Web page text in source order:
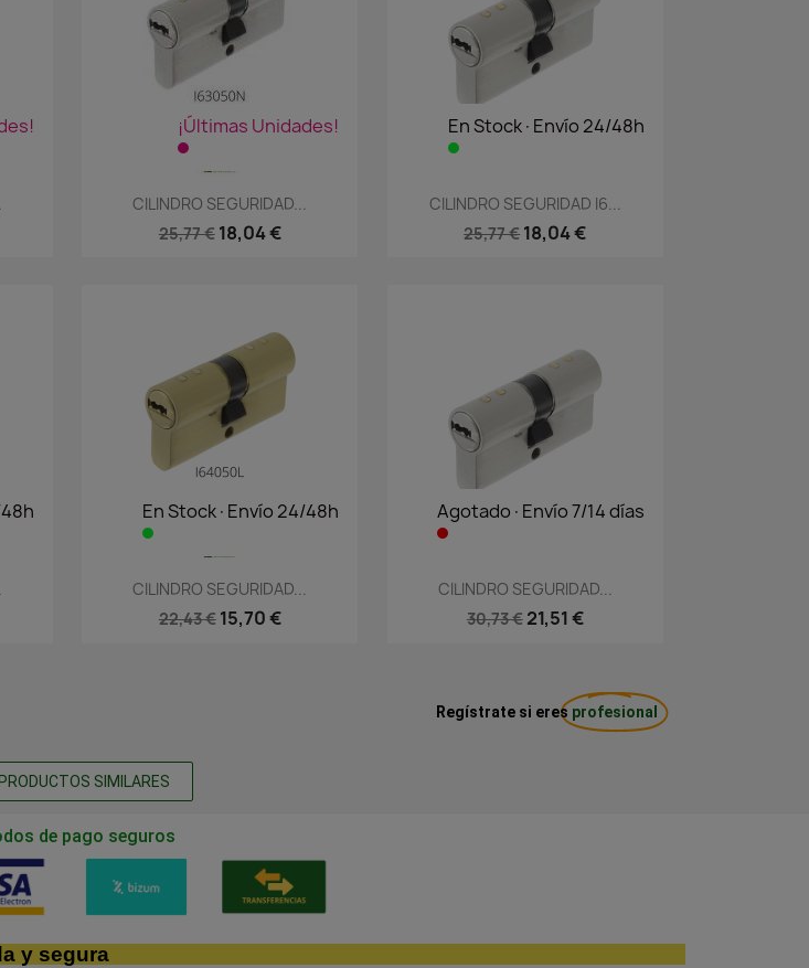
¡Últimas Unidades!
Vista rápida
CILINDRO SEGURIDAD...
25,77 € 18,04 €
En Stock·Envío 24/48h
Vista rápida
CILINDRO SEGURIDAD I6...
25,77 € 18,04 €
En Stock·Envío 24/48h
Vista rápida
CILINDRO SEGURIDAD...
22,43 € 15,70 €
Agotado·Envío 7/14 días
Vista rápida
CILINDRO SEGURIDAD...
30,73 € 21,51 €
Regístrate si eres profesional
SIMILARES
de pago seguros
y segura